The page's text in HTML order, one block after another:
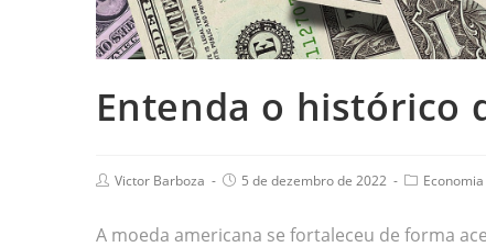
Entenda o histórico
Victor Barboza 5 de dezembro de 2022 Economia
A moeda americana se fortaleceu de forma